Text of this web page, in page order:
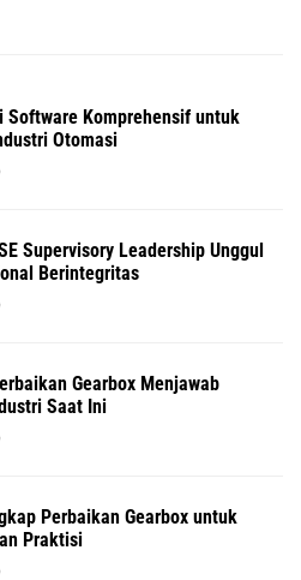
Software Komprehensif untuk
Otomasi
Supervisory Leadership Unggul
Berintegritas
Gearbox Menjawab
Saat Ini
Perbaikan Gearbox untuk
Praktisi